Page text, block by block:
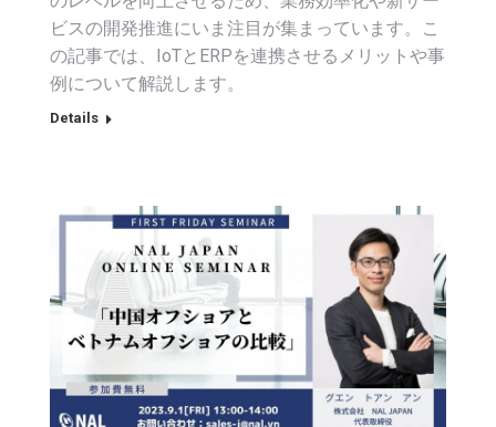
ビスの開発推進にいま注目が集まっています。こ
の記事では、IoTとERPを連携させるメリットや事
例について解説します。
Details